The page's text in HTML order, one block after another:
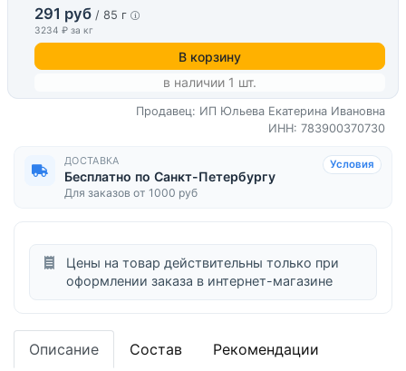
291 руб / 85 г
3234 ₽ за кг
В корзину
в наличии 1 шт.
Продавец: ИП Юльева Екатерина Ивановна
ИНН: 783900370730
ДОСТАВКА
Бесплатно по Санкт-Петербургу
Для заказов от 1000 руб
Условия
Цены на товар действительны только при
оформлении заказа в интернет-магазине
Описание Состав Рекомендации